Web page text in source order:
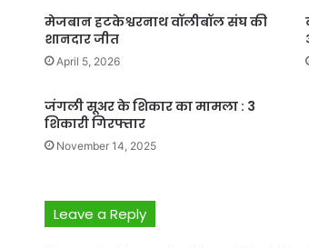
मेजबान हटकेश्वरनाथ वॉलीबॉल संघ की
शानदार जीत
April 5, 2026
जंगली सूअर के शिकार का मामला : 3
शिकारी गिरफ्तार
November 14, 2025
Leave a Reply